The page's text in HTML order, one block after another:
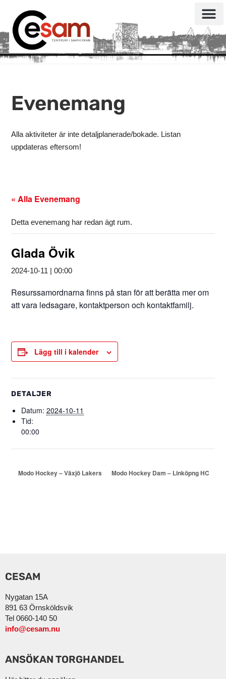
Evenemang
Alla aktiviteter är inte detaljplanerade/bokade. Listan
uppdateras eftersom!
« Alla Evenemang
Detta evenemang har redan ägt rum.
Glada Övik
2024-10-11 | 00:00
Resurssamordnarna finns på stan för att berätta mer om
att vara ledsagare, kontaktperson och kontaktfamilj.
Lägg till i kalender
DETALJER
Datum: 2024-10-11
Tid:
00:00
Modo Hockey – Växjö Lakers Modo Hockey Dam – Linköpng HC
CESAM
Nygatan 15A
891 63 Örnsköldsvik
Tel 0660-140 50
info@cesam.nu
ANSÖKAN TORGHANDEL